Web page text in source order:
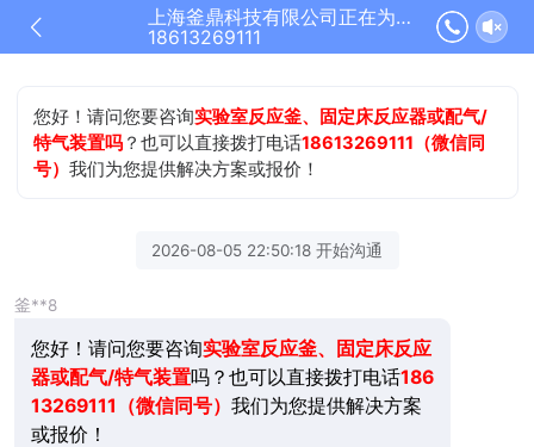
上海釜鼎科技有限公司正在为您服务
18613269111
您好！请问您要咨询实验室反应釜、固定床反应器或配气/
特气装置吗 ？也可以直接拨打电话18613269111（微信同
号）我们为您提供解决方案或报价！
2026-08-05 22:50:18 开始沟通
釜**8
您好！请问您要咨询实验室反应釜、固定床反应
器或配气/特气装置吗？也可以直接拨打电话186
13269111（微信同号） 我们为您提供解决方案
或报价！